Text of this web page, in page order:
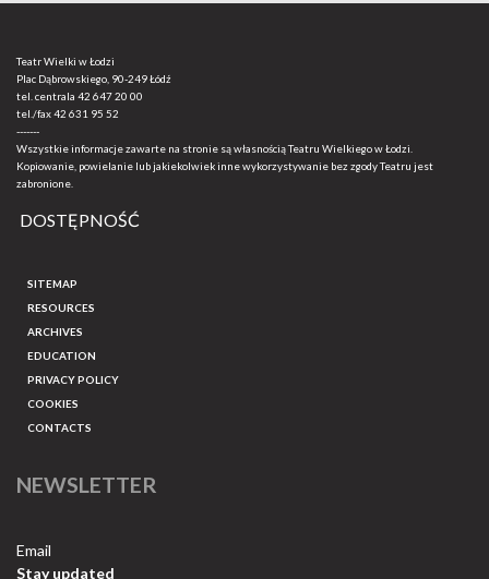
Teatr Wielki w Łodzi
Plac Dąbrowskiego, 90-249 Łódź
tel. centrala 42 647 20 00
tel./fax42 631 95 52
-------
Wszystkie informacje zawarte na stronie są własnością Teatru Wielkiego w Łodzi.
Kopiowanie, powielanie lub jakiekolwiek inne wykorzystywanie bez zgody Teatru jest
zabronione.
DOSTĘPNOŚĆ
SITEMAP
RESOURCES
ARCHIVES
EDUCATION
PRIVACY POLICY
COOKIES
CONTACTS
NEWSLETTER
Email
Stay updated